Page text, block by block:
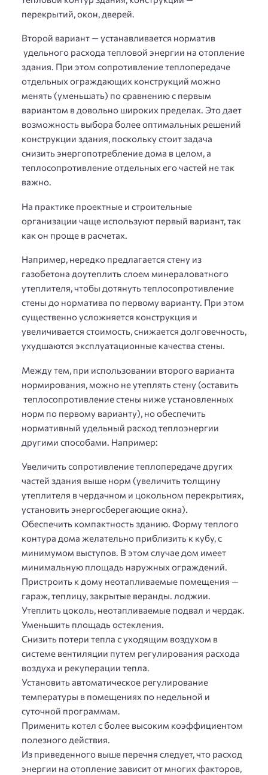
перекрытий, окон, дверей.
Второй вариант — устанавливается норматив
удельного расхода тепловой энергии на отопление
здания. При этом сопротивление теплопередаче
отдельных ограждающих конструкций можно
менять (уменьшать) по сравнению с первым
вариантом в довольно широких пределах. Это дает
возможность выбора более оптимальных решений
конструкции здания, поскольку стоит задача
снизить энергопотребление дома в целом, а
теплосопротивление отдельных его частей не так
важно.
На практике проектные и строительные
организации чаще используют первый вариант, так
как он проще в расчетах.
Например, нередко предлагается стену из
газобетона доутеплить слоем минераловатного
утеплителя, чтобы дотянуть теплосопротивление
стены до норматива по первому варианту. При этом
существенно усложняется конструкция и
увеличивается стоимость, снижается долговечность,
ухудшаются эксплуатационные качества стены.
Между тем, при использовании второго варианта
нормирования, можно не утеплять стену (оставить
теплосопротивление стены ниже установленных
норм по первому варианту), но обеспечить
нормативный удельный расход теплоэнергии
другими способами. Например:
Увеличить сопротивление теплопередаче других
частей здания выше норм (увеличить толщину
утеплителя в чердачном и цокольном перекрытиях,
установить энергосберегающие окна).
Обеспечить компактность зданию. Форму теплого
контура дома желательно приблизить к кубу, с
минимумом выступов. В этом случае дом имеет
минимальную площадь наружных ограждений.
Пристроить к дому неотапливаемые помещения —
гараж, теплицу, закрытые веранды. лоджии.
Утеплить цоколь, неотапливаемые подвал и чердак.
Уменьшить площадь остекления.
Снизить потери тепла с уходящим воздухом в
системе вентиляции путем регулирования расхода
воздуха и рекуперации тепла.
Установить автоматическое регулирование
температуры в помещениях по недельной и
суточной программам.
Применить котел с более высоким коэффициентом
полезного действия.
Из приведенного выше перечня следует, что расход
энергии на отопление зависит от многих факторов,